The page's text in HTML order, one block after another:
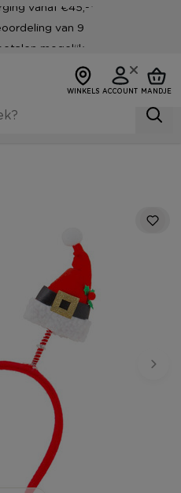
vanaf €45,-*
van 9
mogelijk
WINKELS ACCOUNT MANDJE